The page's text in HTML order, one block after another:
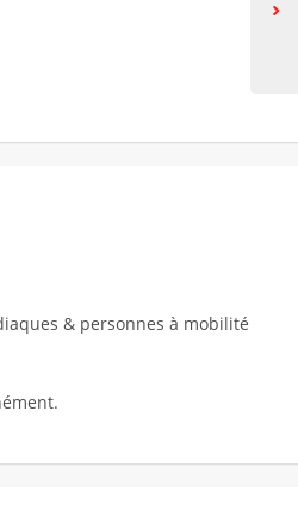
& personnes à mobilité